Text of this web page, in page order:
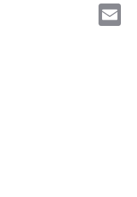
Twitter